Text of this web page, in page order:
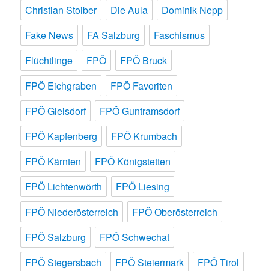
Christian Stoiber
Die Aula
Dominik Nepp
Fake News
FA Salzburg
Faschismus
Flüchtlinge
FPÖ
FPÖ Bruck
FPÖ Eichgraben
FPÖ Favoriten
FPÖ Gleisdorf
FPÖ Guntramsdorf
FPÖ Kapfenberg
FPÖ Krumbach
FPÖ Kärnten
FPÖ Königstetten
FPÖ Lichtenwörth
FPÖ Liesing
FPÖ Niederösterreich
FPÖ Oberösterreich
FPÖ Salzburg
FPÖ Schwechat
FPÖ Stegersbach
FPÖ Steiermark
FPÖ Tirol